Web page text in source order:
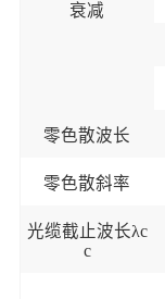
衰减
零色散波长
零色散斜率
光缆截止波长λc
c